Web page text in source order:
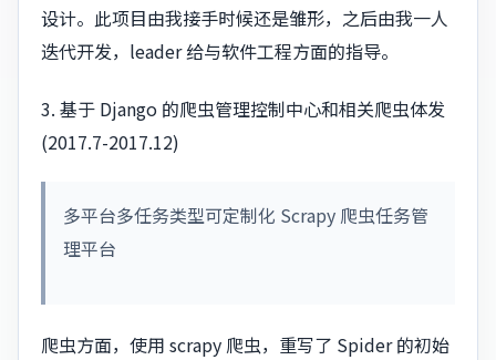
设计。此项目由我接手时候还是雏形，之后由我一人
迭代开发，leader 给与软件工程方面的指导。
3. 基于 Django 的爬虫管理控制中心和相关爬虫体发
(2017.7-2017.12)
多平台多任务类型可定制化 Scrapy 爬虫任务管
理平台
爬虫方面，使用 scrapy 爬虫，重写了 Spider 的初始